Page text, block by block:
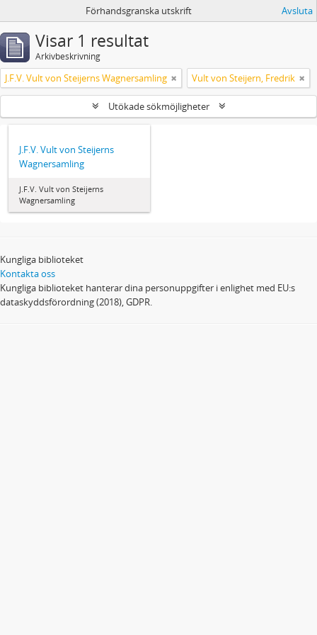
Förhandsgranska utskrift Avsluta
Visar 1 resultat
Arkivbeskrivning
J.F.V. Vult von Steijerns Wagnersamling Vult von Steijern, Fredrik
Utökade sökmöjligheter
J.F.V. Vult von Steijerns
Wagnersamling
J.F.V. Vult von Steijerns
Wagnersamling
Kungliga biblioteket
Kontakta oss
Kungliga biblioteket hanterar dina personuppgifter i enlighet med EU:s
dataskyddsförordning (2018), GDPR.